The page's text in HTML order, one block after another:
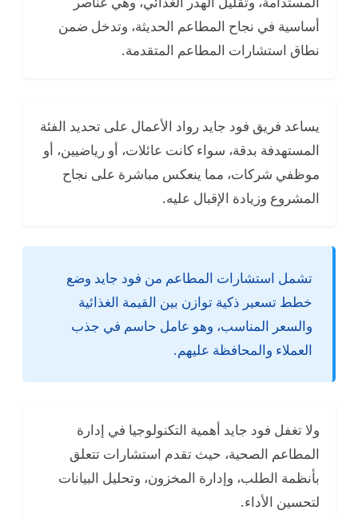
أساسية في نجاح المطاعم الحديثة، وتدخل ضمن
نطاق استشارات المطاعم المتقدمة.
يساعد فريق فود جايد رواد الأعمال على تحديد الفئة
المستهدفة بدقة، سواء كانت عائلات، أو رياضيين، أو
موظفي شركات، مما ينعكس مباشرة على نجاح
المشروع وزيادة الإقبال عليه.
تشمل استشارات المطاعم من فود جايد وضع
خطط تسعير ذكية توازن بين القيمة الغذائية
والسعر المناسب، وهو عامل حاسم في جذب
العملاء والمحافظة عليهم.
ولا تغفل فود جايد أهمية التكنولوجيا في إدارة
المطاعم الصحية، حيث تقدم استشارات تتعلق
بأنظمة الطلب، وإدارة المخزون، وتحليل البيانات
لتحسين الأداء.